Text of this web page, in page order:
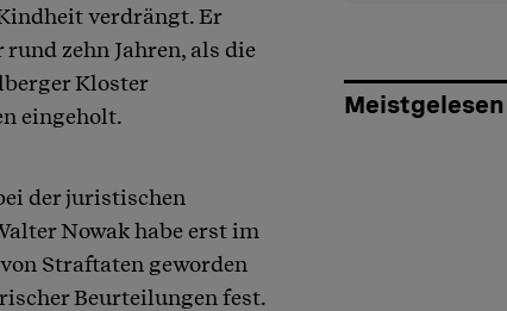
verdrängt. Er
zehn Jahren, als die
Kloster
eingeholt.
der juristischen
Nowak habe erst im
Straftaten geworden
Beurteilungen fest.
Meistgelesen